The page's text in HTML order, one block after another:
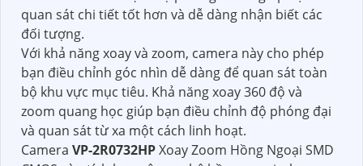
quan sát chi tiết tốt hơn và dễ dàng nhận biết các
đối tượng.
Với khả năng xoay và zoom, camera này cho phép
bạn điều chỉnh góc nhìn dễ dàng để quan sát toàn
bộ khu vực mục tiêu. Khả năng xoay 360 độ và
zoom quang học giúp bạn điều chỉnh độ phóng đại
và quan sát từ xa một cách linh hoạt.
Camera VP-2R0732HPXoay Zoom Hồng Ngoại SMD